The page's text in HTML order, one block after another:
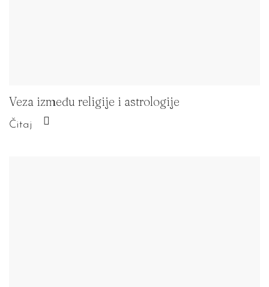
Veza između religije i astrologije
Čitaj